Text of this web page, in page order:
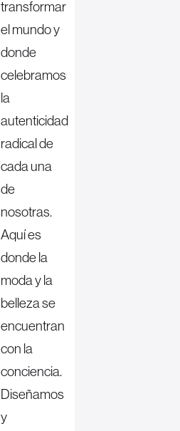
transformar
el mundo y
donde
celebramos
la
autenticidad
radical de
cada una
de
nosotras.
Aquí es
donde la
moda y la
belleza se
encuentran
con la
conciencia.
Diseñamos
y